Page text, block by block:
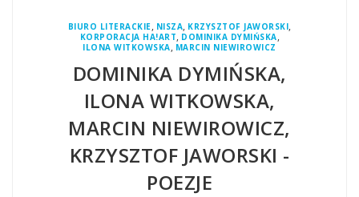
BIURO LITERACKIE, NISZA, KRZYSZTOF JAWORSKI,
KORPORACJA HA!ART, DOMINIKA DYMIŃSKA,
ILONA WITKOWSKA, MARCIN NIEWIROWICZ
DOMINIKA DYMIŃSKA,
ILONA WITKOWSKA,
MARCIN NIEWIROWICZ,
KRZYSZTOF JAWORSKI -
POEZJE